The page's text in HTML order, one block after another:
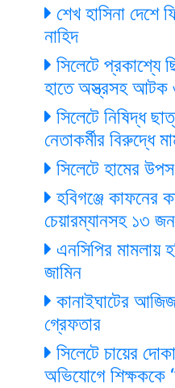
শেখ হাসিনা দেশে
নাহিদ
সিলেটে প্রকাশ্যে
হাতে অস্ত্রসহ আটক
সিলেটে নিষিদ্ধ
নেতাকর্মীর বিরুদ্ধে
সিলেটে হামের
হবিগঞ্জে কাফনের
চেয়ারম্যানসহ ১৩
এনসিপির মামলায়
জামিন
কানাইঘাটের
গ্রেফতার
সিলেটে চায়ের
অভিযোগে শিক্ষককে